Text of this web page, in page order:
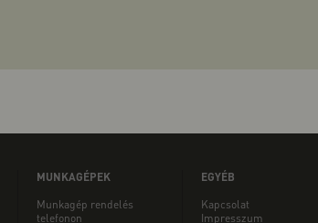
MUNKAGÉPEK
Munkagép rendelés
telefonon
EGYÉB
Kapcsolat
Impresszum